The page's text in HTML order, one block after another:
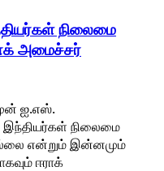
நிலைமை
அமைச்சர்
ஐ.எஸ்.
இந்தியர்கள் நிலைமை
என்றும் இன்னமும்
ஈராக்